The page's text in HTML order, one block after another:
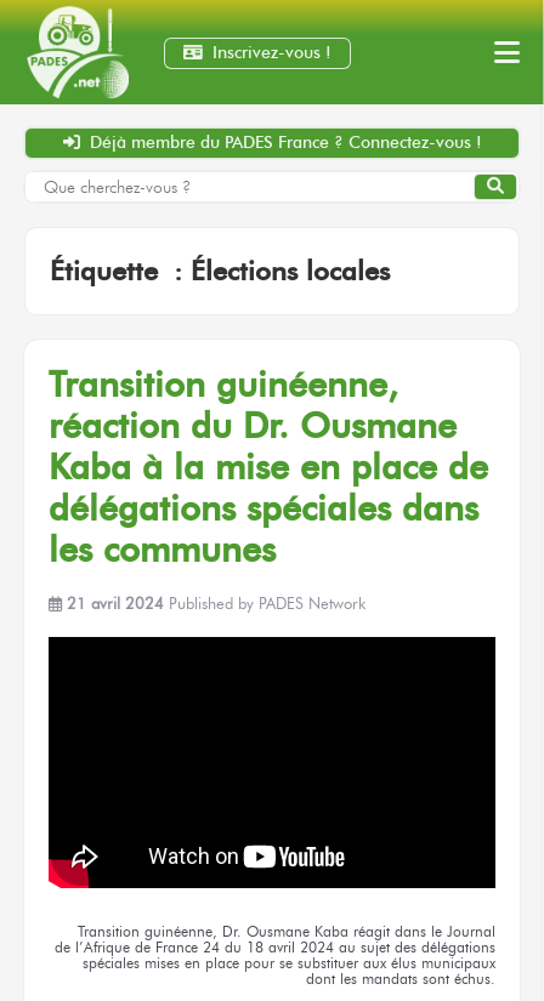
Inscrivez-vous !
Déjà membre du PADES France ? Connectez-vous !
Étiquette : Élections locales
Transition guinéenne,
réaction du Dr. Ousmane
Kaba à la mise en place de
délégations spéciales dans
les communes
21 avril 2024 Published by PADES Network
Transition guinéenne, Dr. Ousmane Kaba réagit dans le Journal
de l’Afrique de France 24 du 18 avril 2024 au sujet des délégations
spéciales mises en place pour se substituer aux élus municipaux
dont les mandats sont échus.